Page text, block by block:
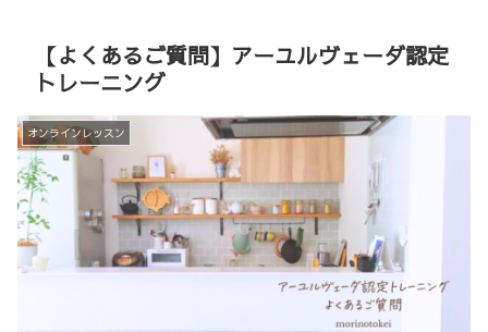
【よくあるご質問】アーユルヴェーダ認定
トレーニング
オンラインレッスン